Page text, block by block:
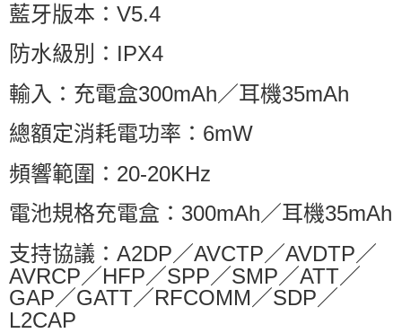
藍牙版本：V5.4
防水級別：IPX4
輸入：充電盒300mAh／耳機35mAh
總額定消耗電功率：6mW
頻響範圍：20-20KHz
電池規格充電盒：300mAh／耳機35mAh
支持協議：A2DP／AVCTP／AVDTP／
AVRCP／HFP／SPP／SMP／ATT／
GAP／GATT／RFCOMM／SDP／
L2CAP